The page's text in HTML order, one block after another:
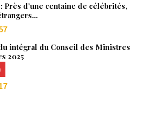
Près d’une centaine de célébrités,
intégral du Conseil des Ministres
2025